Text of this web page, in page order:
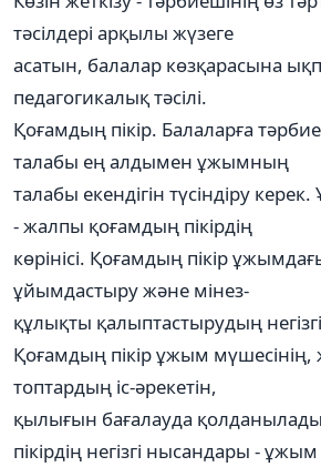
тәсілдері арқылы жүзеге
асатын, балалар көзқарасына
педагогикалық тәсілі.
Қоғамдың пікір. Балаларға
талабы ең алдымен ұжымның
талабы екендігін түсіндіру
- жалпы қоғамдың пікірдің
көрінісі. Қоғамдың пікір
ұйымдастыру және мінез-
құлықты қалыптастырудың негізгі
Қоғамдың пікір ұжым мүшесінің,
топтардың іс-әрекетін,
қылығын бағалауда
пікірдің негізгі нысандары - ұжым